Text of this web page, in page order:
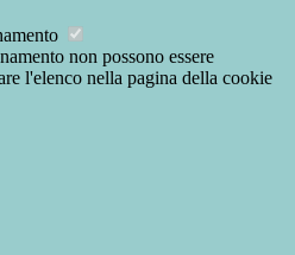
non possono essere
l'elenco nella pagina della cookie